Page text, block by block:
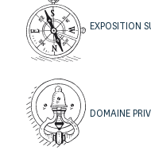
4 | ESPACES
Piscine chauffée à
par un volet roulant,
Vastes terrasses
d’été, bar, four à
Douche extérieure et
Terrain de pétanque.
EXPOSITION
DOMAINE